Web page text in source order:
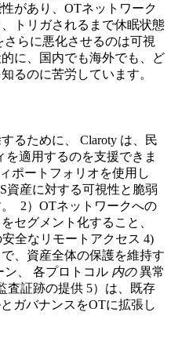
があり、OTネットワーク
トリガされるまで休眠状態
らに悪化させるのは可視
に、国内でも海外でも、ど
るのに苦労しています。
るために、 Claroty は、民
適用するのを支援できま
ポートフォリオを使用し
資産に対する可視性と脆弱
2）OTネットワークへの
セグメント化すること、
全なリモートアクセス 4)
、資産全体の保護を維持す
ン、 各プロトコル 内の異常
査証跡の提供 5）は、既存
ガバナンスをOTに拡張し